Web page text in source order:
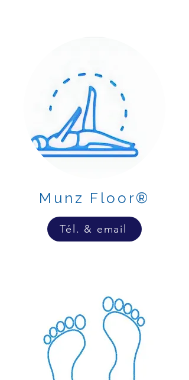
Munz Floor®
Tél. & email